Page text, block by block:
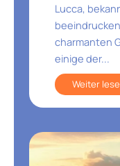
Lucca,
charmanten
einige der...
Weiter